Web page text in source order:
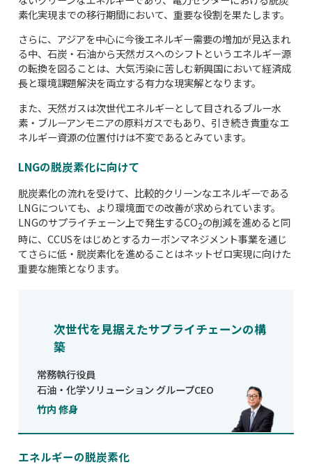
素化実現までの移行期間において、重要な役割を果たします。
さらに、アジアを中心に今後エネルギー需要の増加が見込まれ
る中、石炭・石油から天然ガスへのシフトというエネルギー源
の転換を図ることは、大気汚染に苦しむ新興国において経済成
長と環境課題解決を両立する有力な現実解となります。
また、天然ガスは次世代エネルギーとして目されるブルー水
素・ブルーアンモニアの原料ガスでもあり、引き続き貴重なエ
ネルギー資源の位置付けは不変であるとみています。
LNGの脱炭素化に向けて
脱炭素化の流れを受けて、比較的クリーンなエネルギーである
LNGについても、より環境面での改善が求められています。
LNGのサプライチェーン上で発生するCO2の削減を進めると同
時に、CCUSをはじめとするカーボンマネジメント事業を通じ
てさらに低・脱炭素化を進めることはネットゼロ実現に向けた
重要な施策となります。
次世代を見据えたサプライチェーンの構
築
常務執行役員
石油・化学ソリューション グループCEO
竹内 修身
エネルギーの脱炭素化